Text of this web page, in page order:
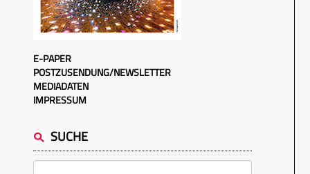
E-PAPER
POSTZUSENDUNG/NEWSLETTER
MEDIADATEN
IMPRESSUM
SUCHE